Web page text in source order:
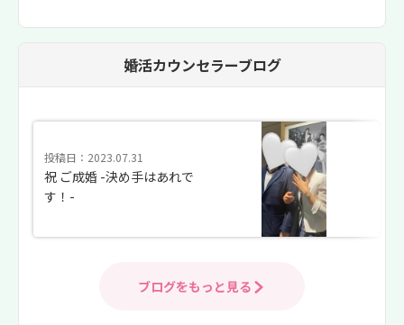
婚活カウンセラーブログ
投稿日：2023.07.31
祝 ご成婚 -決め手はあれで
す！-
ブログをもっと見る